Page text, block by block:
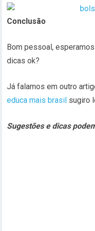
Conclusão
Bom pessoal,
dicas ok?
Já falamos em outro
educa mais brasil sugiro
Sugestões e dicas